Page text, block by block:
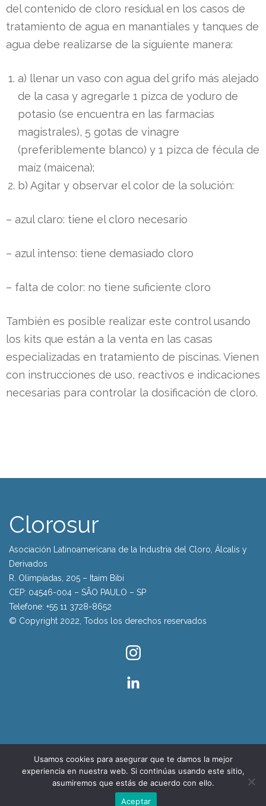
del contenido de cloro residual en los casos de
tratamiento de agua en manantiales y tanques de
agua debe realizarse de la siguiente manera:
a) llenar un vaso con agua del grifo más alejado
de la casa y agregarle 1 pizca de yoduro de
potasio (se encuentra en las farmacias
magistrales), 5 gotas de vinagre
(preferiblemente blanco) y 1 pizca de fécula de
maíz (maicena);
b) Agitar y observar el color de la solución:
– azul claro: tiene el cloro necesario
– azul intenso: tiene demasiado cloro
– falta de color: no tiene suficiente cloro
También es posible realizar este control usando
los kits que están a la venta en las casas
especializadas en tratamiento de piscinas. Vienen
con instrucciones de uso, reactivos e indicaciones
necesarias para controlar la dosificación de cloro.
Clorosur
Asociación Latinoamericana de la Industria del Cloro, Álcalis y
Derivados
R. Olimpíadas, 205 – Itaim Bibi
CEP: 04546-004 – SÃO PAULO – SP
Telefone: +55 11 3728-8652
© Copyright 2022, Todos los derechos reservados
Usamos cookies para asegurar que te damos la mejor
experiencia en nuestra web. Si continúas usando este sitio,
asumiremos que estás de acuerdo con ello.
Aceptar